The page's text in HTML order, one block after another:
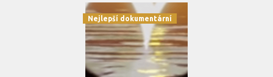
Nejlepší dokumentární